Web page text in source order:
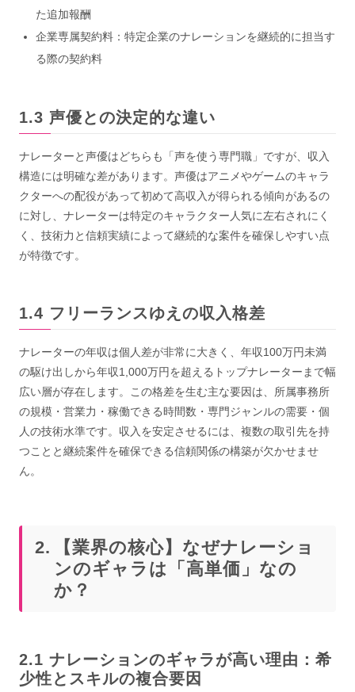
た追加報酬
企業専属契約料：特定企業のナレーションを継続的に担当す
る際の契約料
声優との決定的な違い
ナレーターと声優はどちらも「声を使う専門職」ですが、収入
構造には明確な差があります。声優はアニメやゲームのキャラ
クターへの配役があって初めて高収入が得られる傾向があるの
に対し、ナレーターは特定のキャラクター人気に左右されにく
く、技術力と信頼実績によって継続的な案件を確保しやすい点
が特徴です。
フリーランスゆえの収入格差
ナレーターの年収は個人差が非常に大きく、年収100万円未満
の駆け出しから年収1,000万円を超えるトップナレーターまで幅
広い層が存在します。この格差を生む主な要因は、所属事務所
の規模・営業力・稼働できる時間数・専門ジャンルの需要・個
人の技術水準です。収入を安定させるには、複数の取引先を持
つことと継続案件を確保できる信頼関係の構築が欠かせませ
ん。
【業界の核心】なぜナレーショ
ンのギャラは「高単価」なの
か？
ナレーションのギャラが高い理由：希
少性とスキルの複合要因